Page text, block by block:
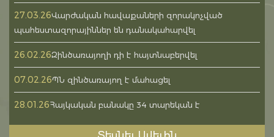
27.03.26Վարժական հավաքաների զորակոչված
պահեստազորայիններ են դանակահարվել
26.02.26Զինծառայողի դի է հայտնաբերվել
07.02.26ՊՆ զինծառայող է մահացել
28.01.26Հայկական բանակը 34 տարեկան է